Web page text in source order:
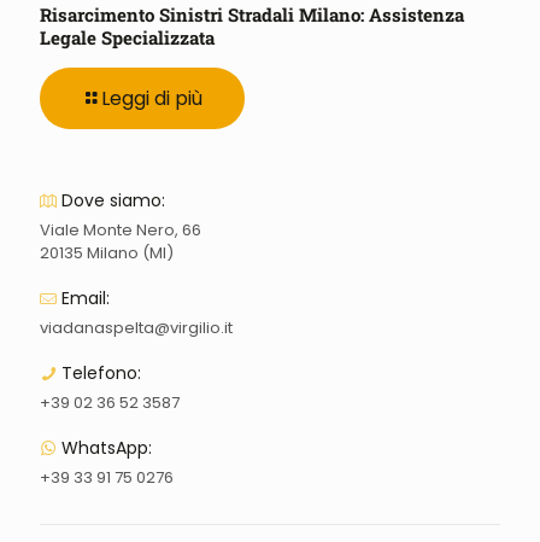
Risarcimento Sinistri Stradali Milano: Assistenza
Legale Specializzata
Leggi di più
Dove siamo:
Viale Monte Nero, 66
20135 Milano (MI)
Email:
viadanaspelta@virgilio.it
Telefono:
+39 02 36 52 3587
WhatsApp:
+39 33 91 75 0276